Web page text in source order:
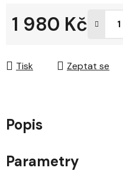
1 980 Kč
Tisk Zeptat se
Popis
Parametry